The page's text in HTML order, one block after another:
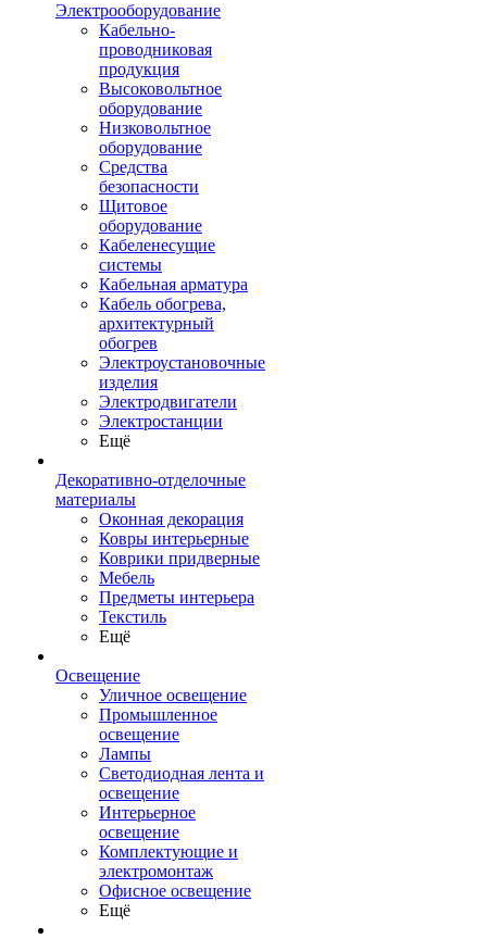
Электрооборудование
Кабельно-
проводниковая
продукция
Высоковольтное
оборудование
Низковольтное
оборудование
Средства
безопасности
Щитовое
оборудование
Кабеленесущие
системы
Кабельная арматура
Кабель обогрева,
архитектурный
обогрев
Электроустановочные
изделия
Электродвигатели
Электростанции
Ещё
Декоративно-отделочные
материалы
Оконная декорация
Ковры интерьерные
Коврики придверные
Мебель
Предметы интерьера
Текстиль
Ещё
Освещение
Уличное освещение
Промышленное
освещение
Лампы
Светодиодная лента и
освещение
Интерьерное
освещение
Комплектующие и
электромонтаж
Офисное освещение
Ещё